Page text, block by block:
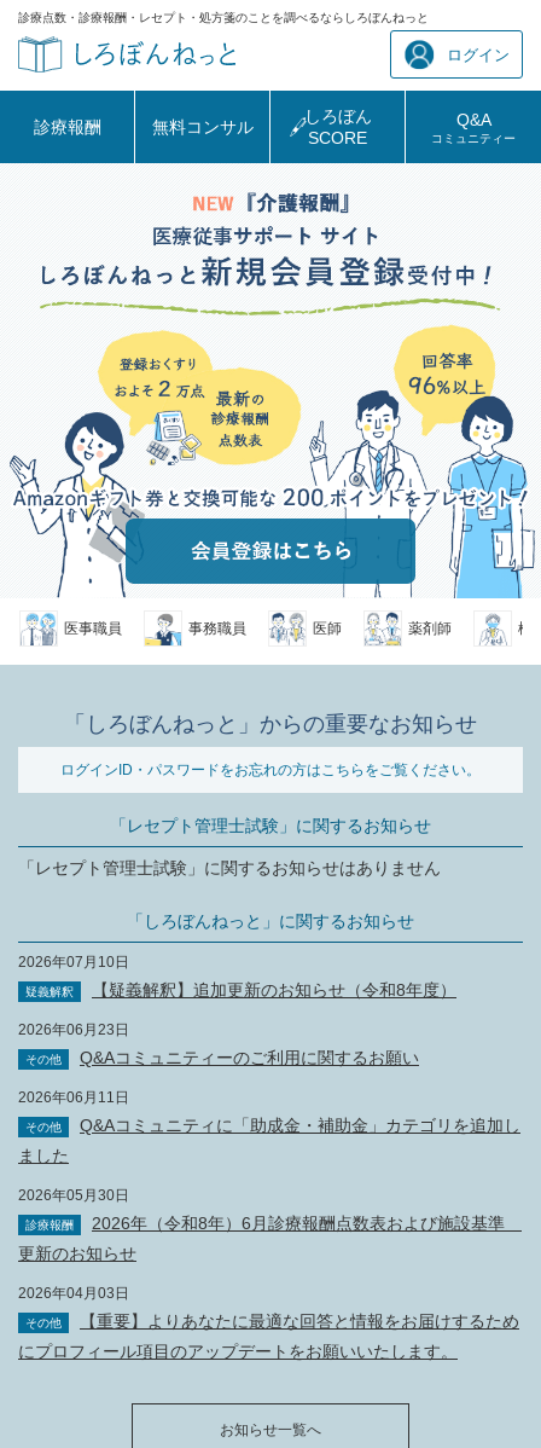
診療点数・診療報酬・レセプト・処方箋のことを調べるならしろぼんねっと
ログイン
診療報酬 無料コンサル
しろぼん
SCORE
Q&A
コミュニティー
医事職員 事務職員 医師 薬剤師 検査
「しろぼんねっと」からの重要なお知らせ
ログインID・パスワードをお忘れの方はこちらをご覧ください。
「レセプト管理士試験」に関するお知らせ
「レセプト管理士試験」に関するお知らせはありません
「しろぼんねっと」に関するお知らせ
2026年07月10日
疑義解釈 【疑義解釈】追加更新のお知らせ（令和8年度）
2026年06月23日
その他 Q&Aコミュニティーのご利用に関するお願い
2026年06月11日
その他
Q&Aコミュニティに「助成金・補助金」カテゴリを追加し
ました
2026年05月30日
診療報酬
2026年（令和8年）6月診療報酬点数表および施設基準
更新のお知らせ
2026年04月03日
その他
【重要】よりあなたに最適な回答と情報をお届けするため
にプロフィール項目のアップデートをお願いいたします。
お知らせ一覧へ